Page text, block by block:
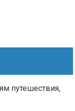
путешествия,